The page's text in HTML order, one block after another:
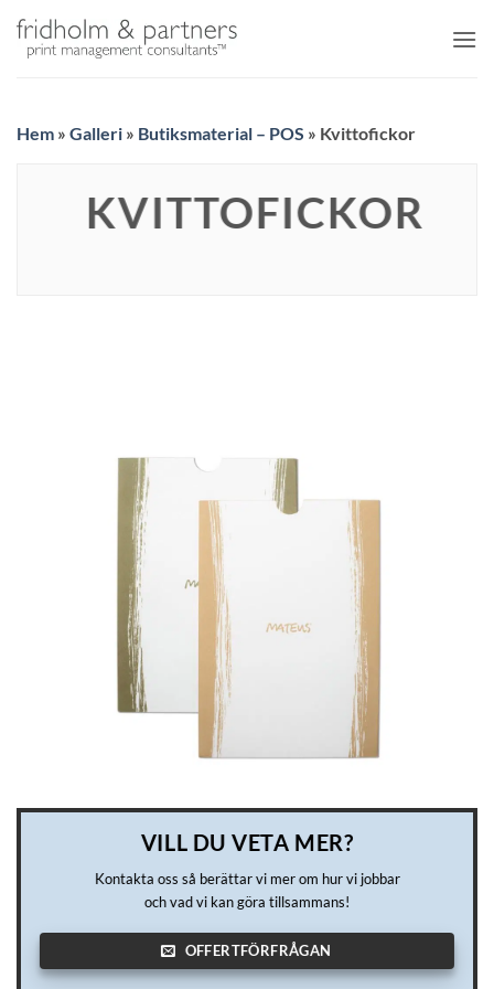
Hem » Galleri » Butiksmaterial – POS » Kvittofickor
KVITTOFICKOR
VILL DU VETA MER?
Kontakta oss så berättar vi mer om hur vi jobbar
och vad vi kan göra tillsammans!
OFFERTFÖRFRÅGAN